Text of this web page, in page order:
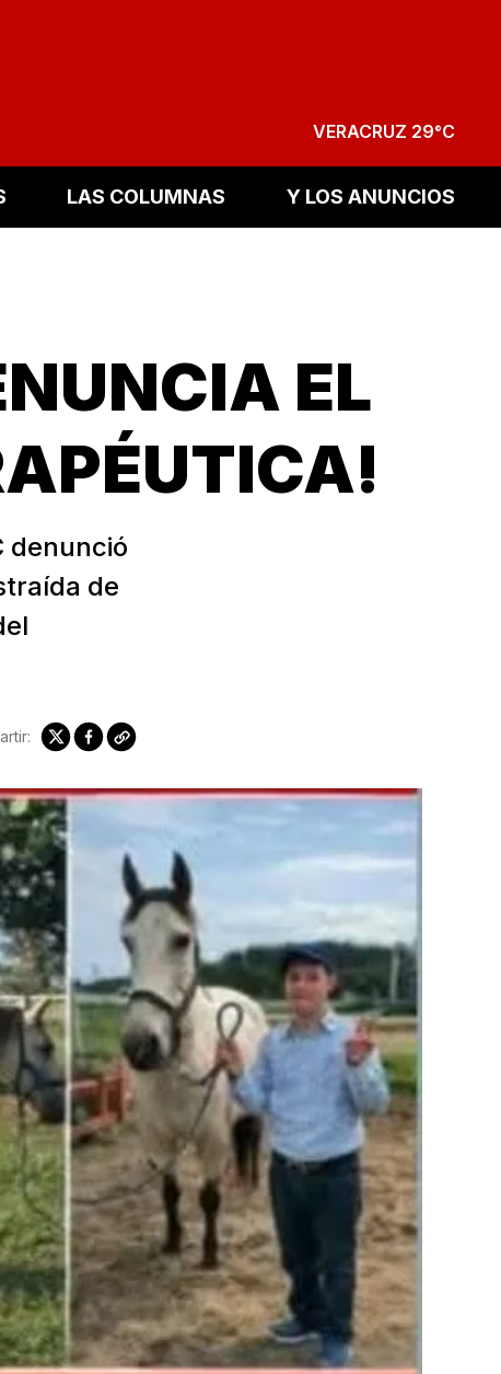
VERACRUZ 29°C
LAS COLUMNAS Y LOS ANUNCIOS
EL
denunció
de